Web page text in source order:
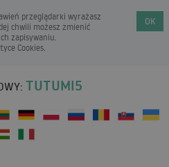
przeglądarki wyrażasz
chwili możesz zmienić
zapisywaniu.
Cookies.
OK
TUTUMI5